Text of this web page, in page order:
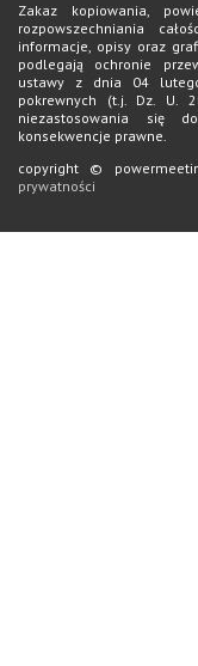
Zakaz kopiowania,
rozpowszechniania
informacje, opisy oraz
podlegają ochronie
ustawy z dnia 04
pokrewnych (t.j. Dz. U.
niezastosowania się
konsekwencje prawne.
copyright ©
prywatności